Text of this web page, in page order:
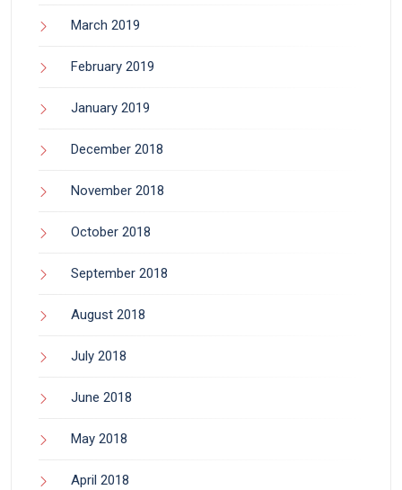
March 2019
February 2019
January 2019
December 2018
November 2018
October 2018
September 2018
August 2018
July 2018
June 2018
May 2018
April 2018